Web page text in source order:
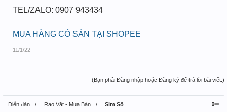
TEL/ZALO: 0907 943434
MUA HÀNG CÓ SẴN TẠI SHOPEE
11/1/22
(Bạn phải Đăng nhập hoặc Đăng ký để trả lời bài viết.)
Diễn đàn Rao Vặt - Mua Bán Sim Số